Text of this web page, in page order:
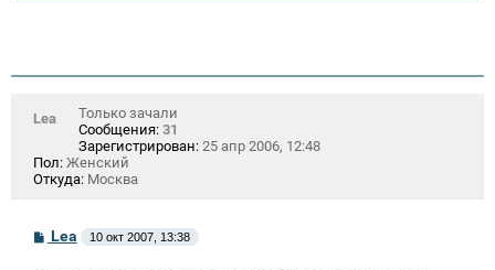
Lea
Только зачали
Сообщения: 31
Зарегистрирован: 25 апр 2006, 12:48
Пол: Женский
Откуда: Москва
СLea 10 окт 2007, 13:38